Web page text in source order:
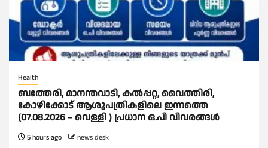
Health
ബത്തേരി, മാനന്തവാടി, കൽപ്പറ്റ, വൈത്തിരി,
കോഴിക്കോട് ആശുപത്രികളിലെ ഇന്നത്തെ
(07.08.2026 – വെള്ളി ) പ്രധാന ഒ.പി വിവരങ്ങൾ
5 hours ago news desk